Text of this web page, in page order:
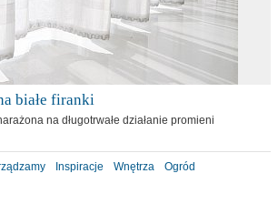
białe firanki
na długotrwałe działanie promieni
Inspiracje Wnętrza Ogród